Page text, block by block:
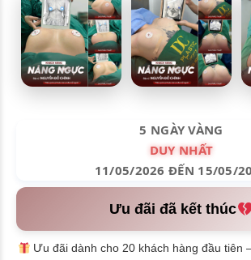
5 NGÀY VÀNG
DUY NHẤT
11/05/2026 ĐẾN 15/05/
Ưu đãi đã kết thúc
Ưu đãi dành cho 20 khách hàng đầu